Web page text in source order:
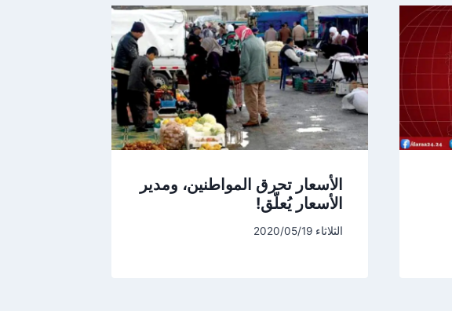
الأسعار تحرق المواطنين، ومدير
الأسعار يُعلّق!
الثلاثاء 2020/05/19